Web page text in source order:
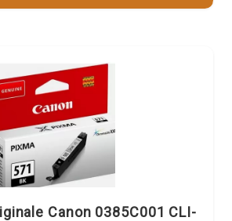
Canon 0385C001 CLI-